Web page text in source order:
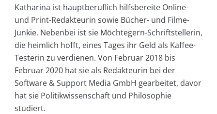
Katharina ist hauptberuflich hilfsbereite Online-
und Print-Redakteurin sowie Bücher- und Filme-
Junkie. Nebenbei ist sie Möchtegern-Schriftstellerin,
die heimlich hofft, eines Tages ihr Geld als Kaffee-
Testerin zu verdienen. Von Februar 2018 bis
Februar 2020 hat sie als Redakteurin bei der
Software & Support Media GmbH gearbeitet, davor
hat sie Politikwissenschaft und Philosophie
studiert.